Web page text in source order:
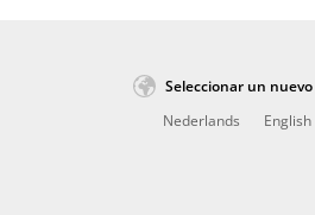
Seleccionar un
Nederlands
English